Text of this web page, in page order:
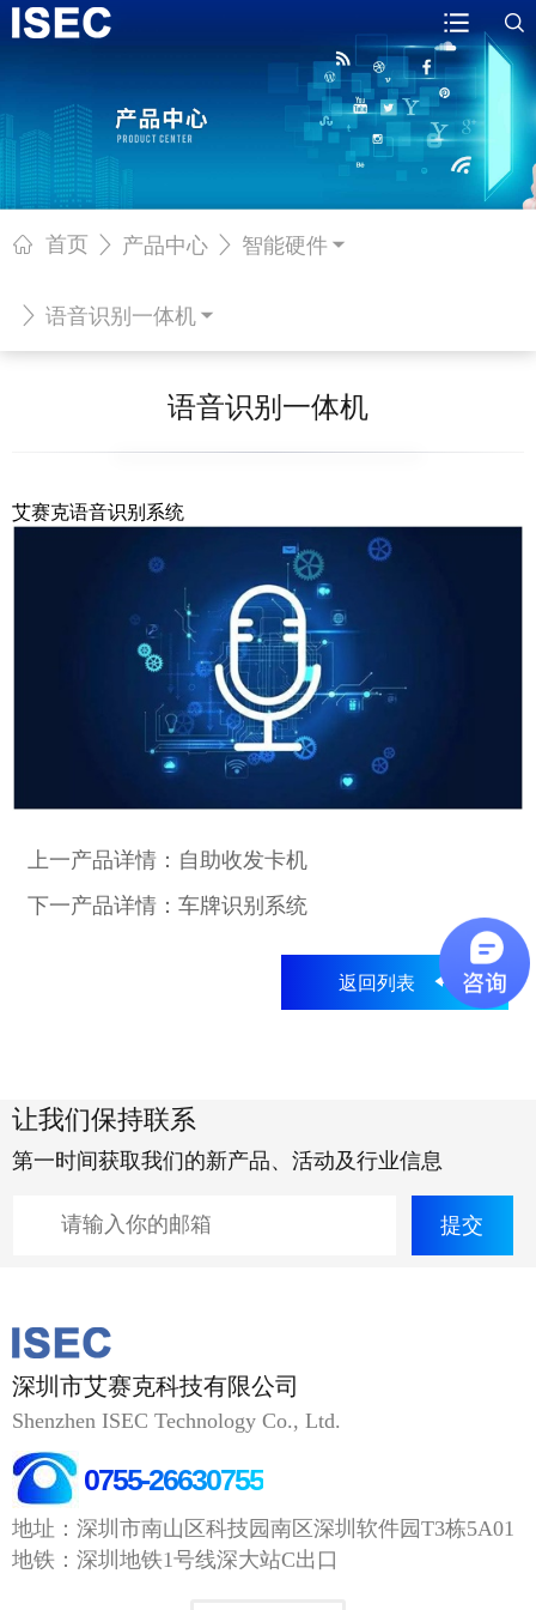
首页 产品中心 智能硬件
语音识别一体机
语音识别一体机
艾赛克语音识别系统
上一产品详情：自助收发卡机
下一产品详情：车牌识别系统
返回列表
让我们保持联系
第一时间获取我们的新产品、活动及行业信息
深圳市艾赛克科技有限公司
Shenzhen ISEC Technology Co., Ltd.
0755-26630755
地址：深圳市南山区科技园南区深圳软件园T3栋5A01
地铁：深圳地铁1号线深大站C出口